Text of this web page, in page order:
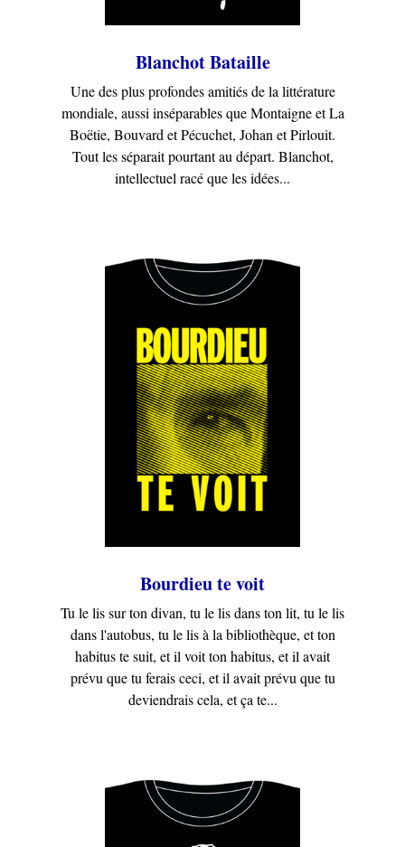
Blanchot Bataille
Une des plus profondes amitiés de la littérature
mondiale, aussi inséparables que Montaigne et La
Boëtie, Bouvard et Pécuchet, Johan et Pirlouit.
Tout les séparait pourtant au départ. Blanchot,
intellectuel racé que les idées...
Bourdieu te voit
Tu le lis sur ton divan, tu le lis dans ton lit, tu le lis
dans l'autobus, tu le lis à la bibliothèque, et ton
habitus te suit, et il voit ton habitus, et il avait
prévu que tu ferais ceci, et il avait prévu que tu
deviendrais cela, et ça te...